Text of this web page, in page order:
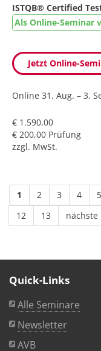
ISTQB® Certified
Als Online-Seminar
Jetzt Online-
Online 31. Aug. – 3.
€ 1.590,00
€ 200,00 Prüfung
zzgl. MwSt.
1 2 3 4 5
12
13 nächste
Quick-Links
Alle Seminare
Newsletter
AVB